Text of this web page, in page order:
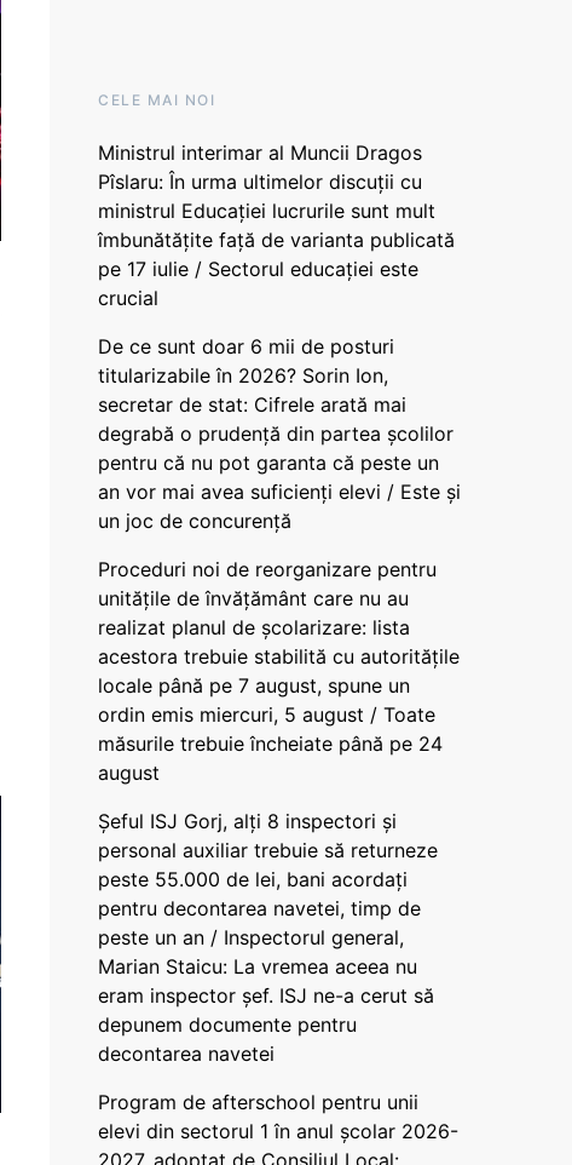
CELE MAI NOI
Ministrul interimar al Muncii Dragos
Pîslaru: În urma ultimelor discuții cu
ministrul Educației lucrurile sunt mult
îmbunătățite față de varianta publicată
pe 17 iulie / Sectorul educației este
crucial
De ce sunt doar 6 mii de posturi
titularizabile în 2026? Sorin Ion,
secretar de stat: Cifrele arată mai
degrabă o prudență din partea școlilor
pentru că nu pot garanta că peste un
an vor mai avea suficienți elevi / Este și
un joc de concurență
Proceduri noi de reorganizare pentru
unitățile de învățământ care nu au
realizat planul de școlarizare: lista
acestora trebuie stabilită cu autoritățile
locale până pe 7 august, spune un
ordin emis miercuri, 5 august / Toate
măsurile trebuie încheiate până pe 24
august
Șeful ISJ Gorj, alți 8 inspectori și
personal auxiliar trebuie să returneze
peste 55.000 de lei, bani acordați
pentru decontarea navetei, timp de
peste un an / Inspectorul general,
Marian Staicu: La vremea aceea nu
eram inspector șef. ISJ ne-a cerut să
depunem documente pentru
decontarea navetei
Program de afterschool pentru unii
elevi din sectorul 1 în anul școlar 2026-
2027, adoptat de Consiliul Local: